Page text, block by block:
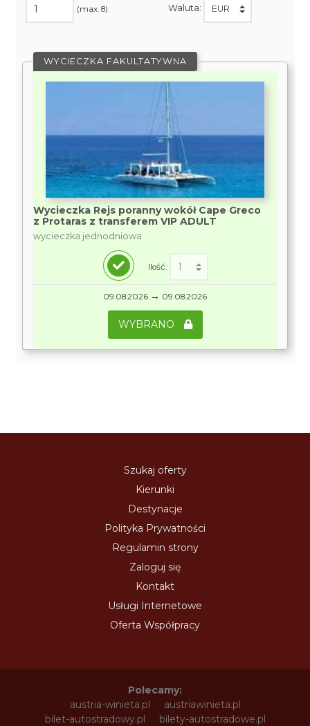
(max. 8) Waluta:
WYCIECZKA FAKULTATYWNA
Wycieczka Rejs poranny wokół Cape Greco
z Protaras z transferem VIP ADULT
wycieczka jednodniowa
Ilość:
09.08.2026 → 09.08.2026
WYBRANO
Szukaj oferty
Kierunki
Destynacje
Polityka Prywatności
Regulamin strony
Zaloguj się
Kontakt
Usługi Internetowe
Oferta Współpracy
Polecamy:
austria-winieta.pl
austriawinieta.pl
bilet-autostradowy.pl
bilety-autostradowe.pl